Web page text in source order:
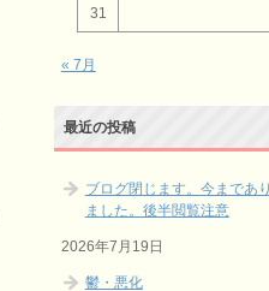
31
« 7月
最近の投稿
ブログ閉じます。今まであ
ました。後半閲覧注意
2026年7月19日
鬱・悪化